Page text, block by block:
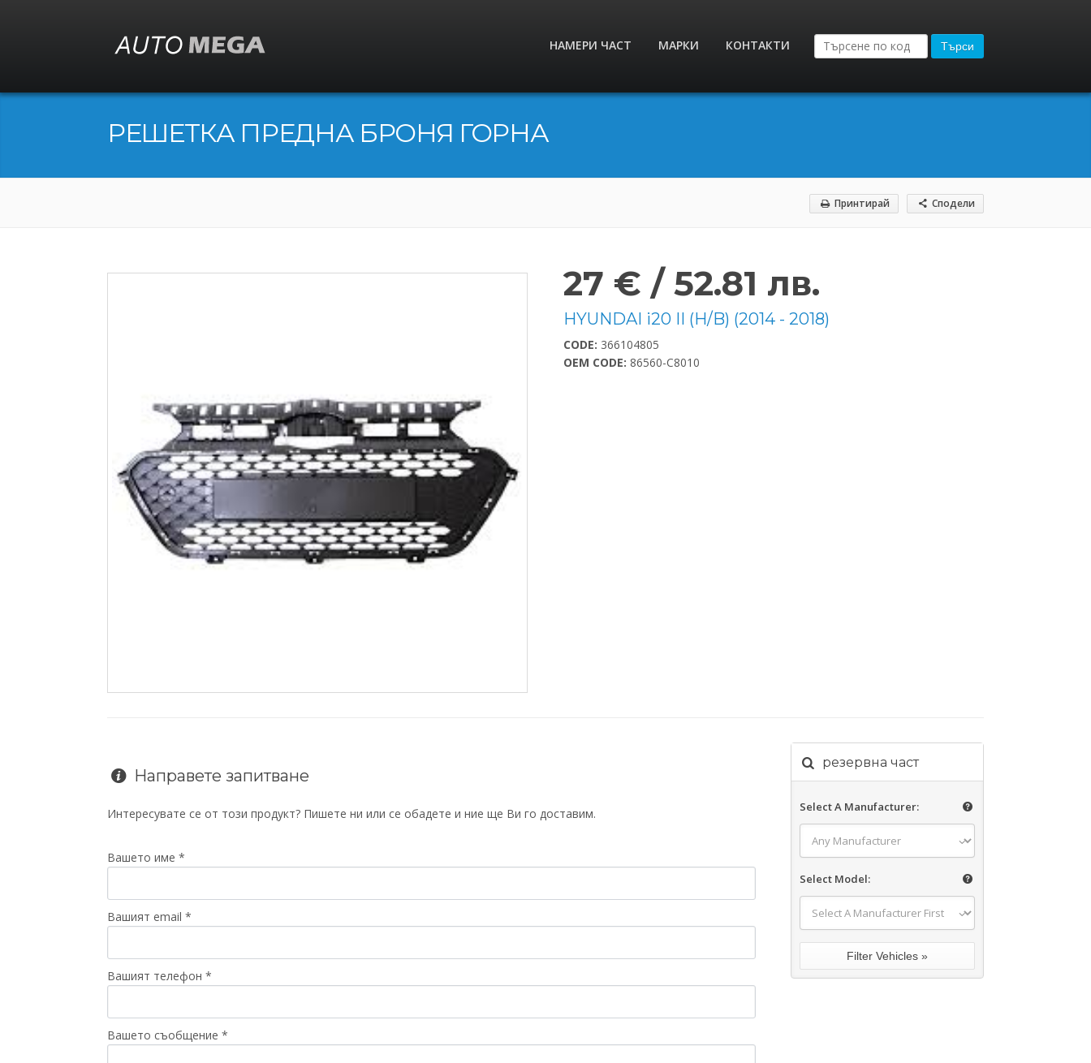
НАМЕРИ ЧАСТ МАРКИ КОНТАКТИ Търси
РЕШЕТКА ПРЕДНА БРОНЯ ГОРНА
Сподели
Принтирай
27 € / 52.81 лв.
HYUNDAI i20 II (H/B) (2014 - 2018)
CODE: 366104805
OEM CODE: 86560-C8010
Направете запитване
Интересувате се от този продукт? Пишете ни или се обадете и ние ще Ви го доставим.
Вашето име *
Вашият email *
Вашият телефон *
Вашето съобщение *
резервна част
Select A Manufacturer:
Select Model: